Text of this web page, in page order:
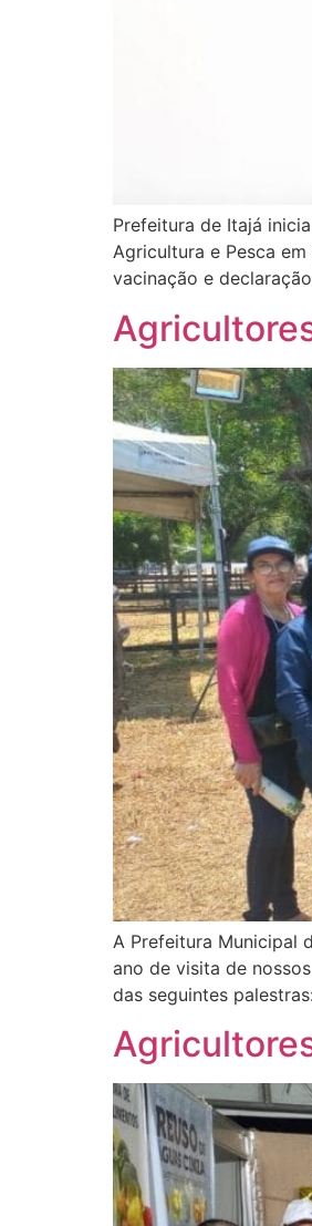
Prefeitura de Itajá
Agricultura e Pesca
vacinação e
A Prefeitura Municipal
ano de visita de
das seguintes